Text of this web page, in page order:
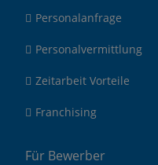
Personalanfrage
Personalvermittlung
Zeitarbeit Vorteile
Franchising
Für Bewerber